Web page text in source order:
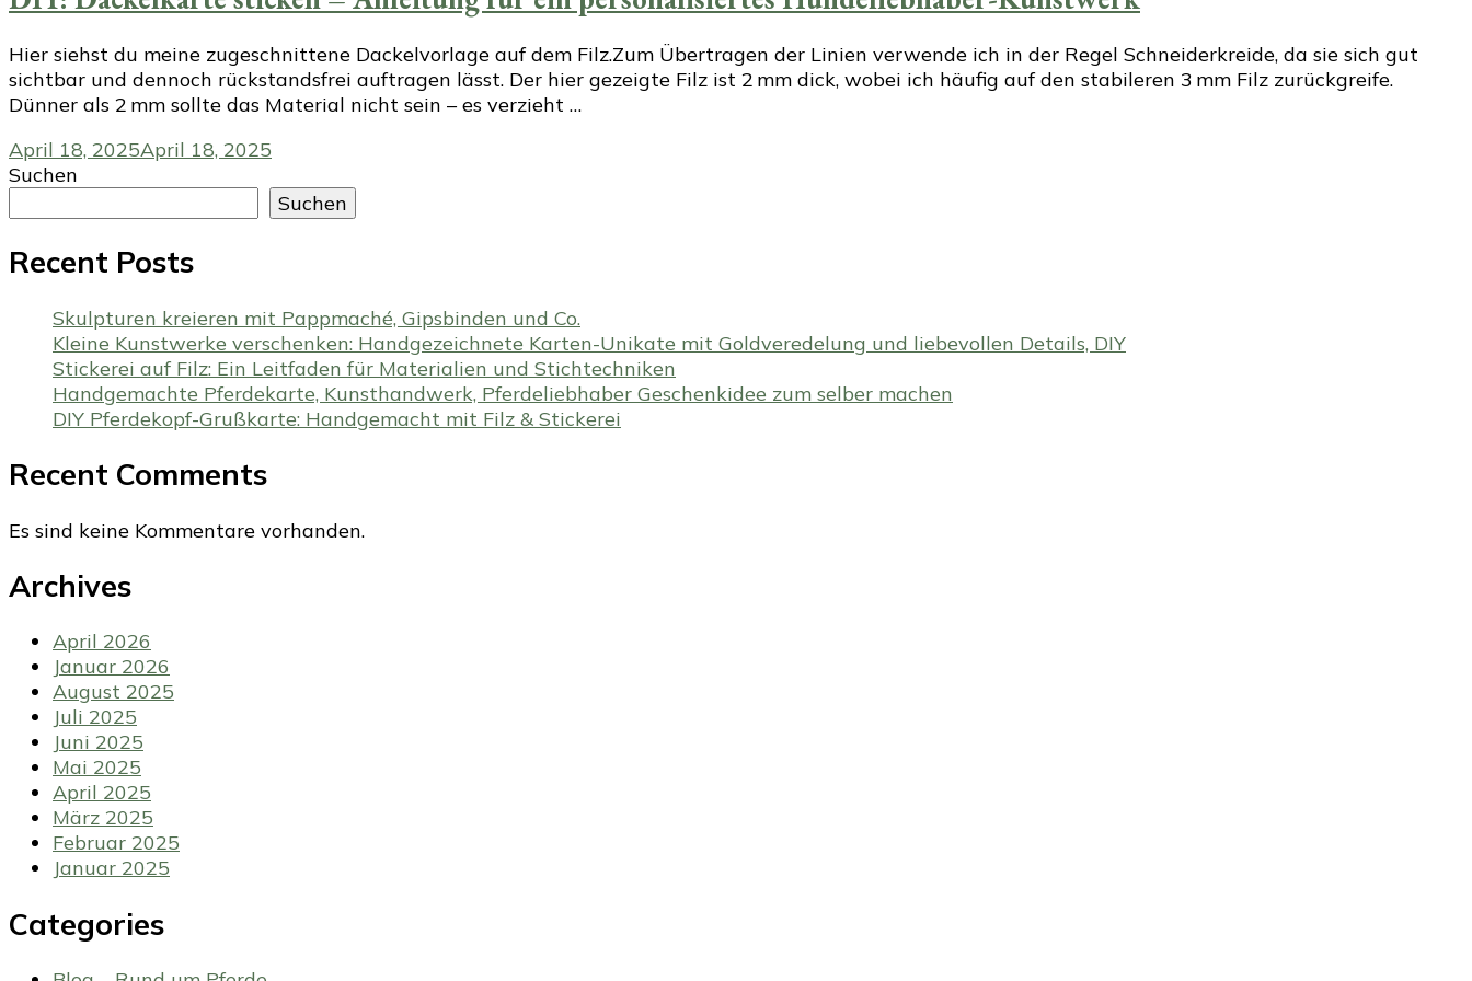
Hier siehst du meine zugeschnittene Dackelvorlage auf dem Filz.Zum Übertragen der Linien verwende ich in der Regel Schneiderkreide, da sie sich gut
sichtbar und dennoch rückstandsfrei auftragen lässt. Der hier gezeigte Filz ist 2 mm dick, wobei ich häufig auf den stabileren 3 mm Filz zurückgreife.
Dünner als 2 mm sollte das Material nicht sein – es verzieht …
April 18, 2025April 18, 2025
Suchen
Suchen
Recent Posts
Skulpturen kreieren mit Pappmaché, Gipsbinden und Co.
Kleine Kunstwerke verschenken: Handgezeichnete Karten-Unikate mit Goldveredelung und liebevollen Details, DIY
Stickerei auf Filz: Ein Leitfaden für Materialien und Stichtechniken
Handgemachte Pferdekarte, Kunsthandwerk, Pferdeliebhaber Geschenkidee zum selber machen
DIY Pferdekopf-Grußkarte: Handgemacht mit Filz & Stickerei
Recent Comments
Es sind keine Kommentare vorhanden.
Archives
April 2026
Januar 2026
August 2025
Juli 2025
Juni 2025
Mai 2025
April 2025
März 2025
Februar 2025
Januar 2025
Categories